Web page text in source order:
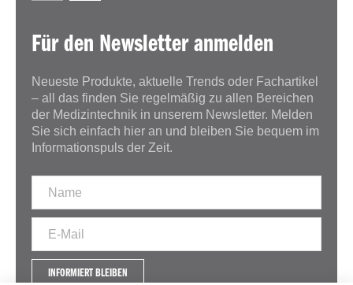
Für den Newsletter anmelden
Neueste Produkte, aktuelle Trends oder Fachartikel
– all das finden Sie regelmäßig zu allen Bereichen
der Medizintechnik in unserem Newsletter. Melden
Sie sich einfach hier an und bleiben Sie bequem im
Informationspuls der Zeit.
INFORMIERT BLEIBEN